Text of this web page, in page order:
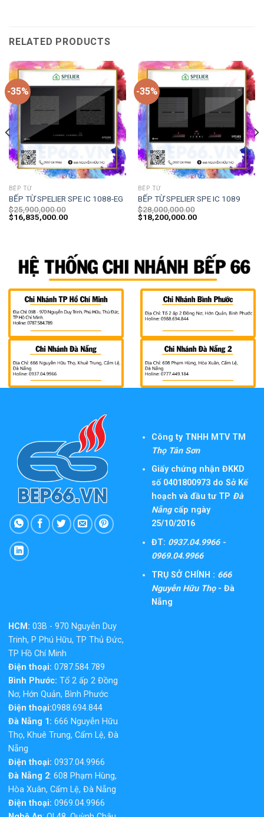
RELATED PRODUCTS
-35%
BẾP TỪ
BẾP TỪ SPELIER SPE IC 1088-EG
$25,900,000.00
$16,835,000.00
-35%
BẾP TỪ
BẾP TỪ SPELIER SPE IC 1089
$28,000,000.00
$18,200,000.00
Công ty TNHH MTV TM
Thọ Tân Sơn
Giấy chứng nhận ĐKKD
số 0401800973 do Sở Kế
hoạch và đầu tư TP Đà
Nẵngcấp ngày
25/10/2016
ĐT: 0937.04.9966 -
0969.04.9966
TRỤ SỞ CHÍNH : 666
Nguyễn Hữu Thọ- Đà
Nẵng
HCM: 03B - 970 Nguyễn Duy
Trinh, P Phú Hữu, TP Thủ Đức,
TP Hồ Chí Minh
Điện thoại: 0787.584.789
Bình Phước: Tổ 2 ấp 2 Đồng
Nơ, Hớn Quản, Bình Phước
Điện thoại:0988.694.844
Đà Nẵng 1: 666 Nguyễn Hữu
Thọ, Khuê Trung, Cẩm Lệ, Đà
Nẵng
Điện thoại: 0937.04.9966
Đà Nẵng 2: 608 Phạm Hùng,
Hòa Xuân, Cẩm Lệ, Đà Nẵng
Điện thoại: 0969.04.9966